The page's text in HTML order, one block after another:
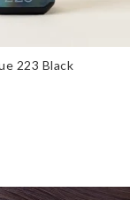
223 Black